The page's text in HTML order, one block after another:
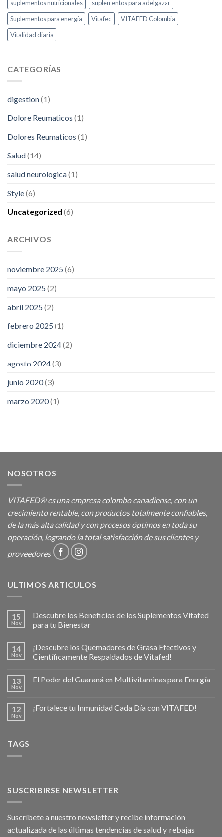
suplementos nutricionales
suplementos para adelgazar
Suplementos para energía
Vitafed
VITAFED Colombia
Vitalidad diaria
CATEGORÍAS
digestion(1)
Dolore Reumaticos (1)
Dolores Reumaticos (1)
Salud(14)
salud neurologica(1)
Style(6)
Uncategorized (6)
ARCHIVOS
noviembre 2025 (6)
mayo 2025 (2)
abril 2025 (2)
febrero 2025 (1)
diciembre 2024(2)
agosto 2024(3)
junio 2020(3)
marzo 2020(1)
NOSOTROS
VITAFED® es una empresa colombo canadiense, con un
crecimiento rentable, con productos totalmente confiables,
de la más alta calidad y con procesos óptimos en toda su
operación, logrando la total satisfacción de sus clientes y
proveedores
ULTIMOS ARTICULOS
15
Nov
Descubre los Beneficios de los Suplementos Vitafed
para tu Bienestar
14
Nov
¡Descubre los Quemadores de Grasa Efectivos y
Científicamente Respaldados de Vitafed!
13
Nov
El Poder del Guaraná en Multivitaminas para Energía
12
Nov
¡Fortalece tu Inmunidad Cada Día con VITAFED!
TAGS
SUSCRIBIRSE NEWSLETTER
Suscríbete a nuestro newsletter y recibe información
actualizada de las últimas tendencias de salud y rebajas